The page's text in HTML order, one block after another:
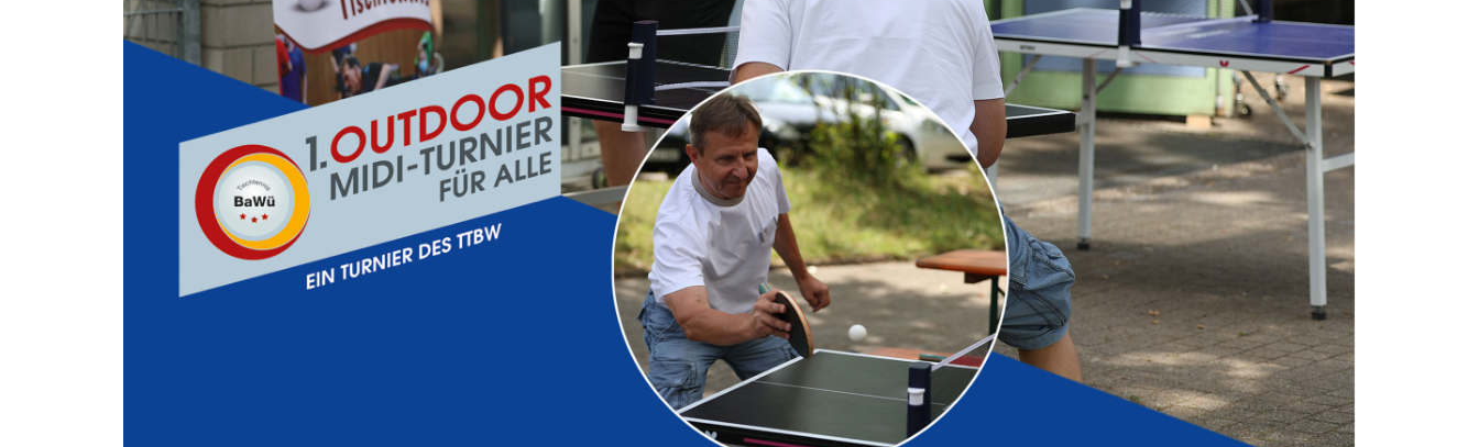
Ergebnisse Jugend
Impressionen vom Sonntag